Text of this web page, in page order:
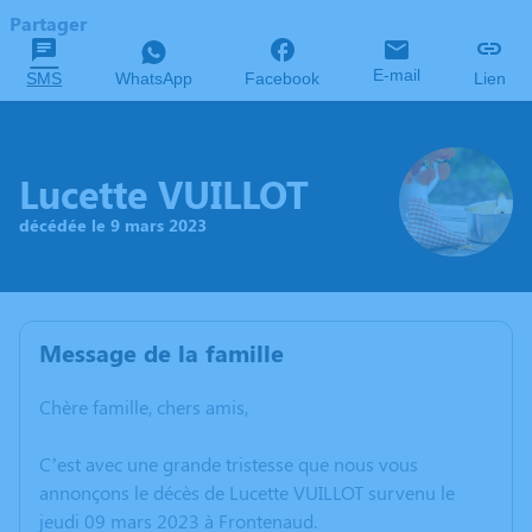
Partager
SMS WhatsApp Facebook E-mail Lien
Lucette VUILLOT
décédée le 9 mars 2023
Message de la famille
Chère famille, chers amis,
C’est avec une grande tristesse que nous vous
annonçons le décès de Lucette VUILLOT survenu le
jeudi 09 mars 2023 à Frontenaud.